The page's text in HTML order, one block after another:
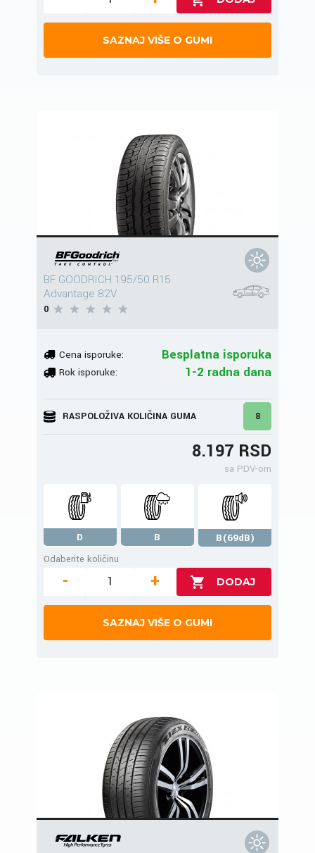
SAZNAJ VIŠE O GUMI
BF GOODRICH 195/50 R15
Advantage 82V
0
Cena isporuke: Besplatna isporuka
Rok isporuke: 1-2 radna dana
RASPOLOŽIVA KOLIČINA GUMA 8
8.197 RSD
sa PDV-om
D B
B(69dB)
Odaberite količinu
- +
SAZNAJ VIŠE O GUMI